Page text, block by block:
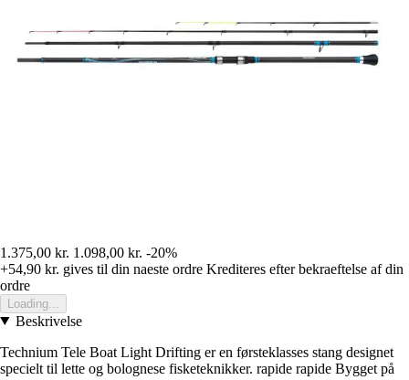
1.375,00 kr. 1.098,00 kr. -20%
+54,90 kr. gives til din naeste ordre Krediteres efter bekraeftelse af din
ordre
Loading...
Beskrivelse
Technium Tele Boat Light Drifting er en førsteklasses stang designet
specielt til lette og bolognese fisketeknikker. rapide rapide Bygget på